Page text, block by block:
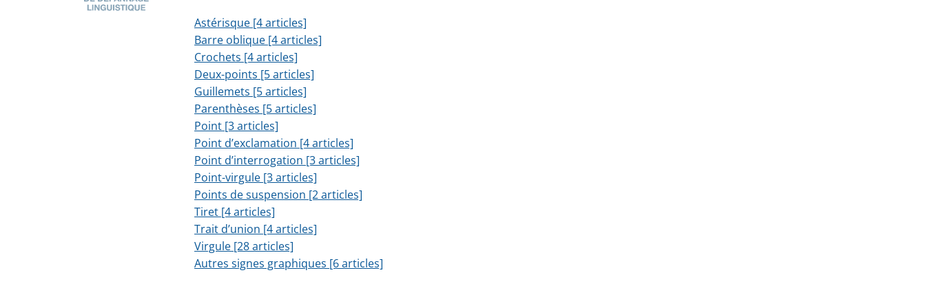
Astérisque [4 articles]
Barre oblique [4 articles]
Crochets [4 articles]
Deux-points [5 articles]
Guillemets [5 articles]
Parenthèses [5 articles]
Point [3 articles]
Point d’exclamation [4 articles]
Point d’interrogation [3 articles]
Point-virgule [3 articles]
Points de suspension [2 articles]
Tiret [4 articles]
Trait d’union [4 articles]
Virgule [28 articles]
Autres signes graphiques [6 articles]